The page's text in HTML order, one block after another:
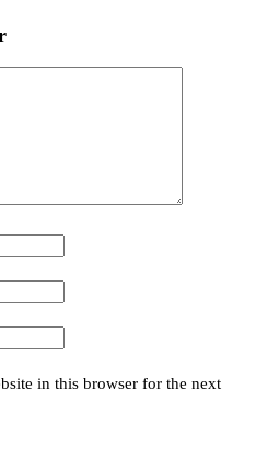
in this browser for the next